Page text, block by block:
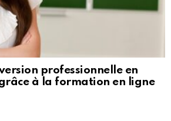
professionnelle en
à la formation en ligne